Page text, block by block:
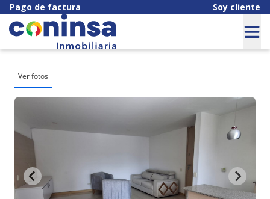
Pago de factura Soy cliente
Ver fotos